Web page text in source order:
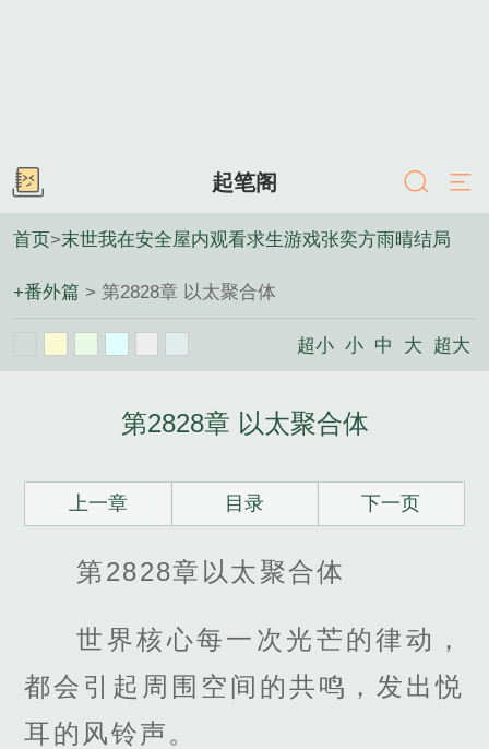
起笔阁
首页>末世我在安全屋内观看求生游戏张奕方雨晴结局
+番外篇 > 第2828章 以太聚合体
超小 小 中 大 超大
第2828章 以太聚合体
上一章 目录 下一页
第2828章以太聚合体
世界核心每一次光芒的律动，
都会引起周围空间的共鸣，发出悦
耳的风铃声。